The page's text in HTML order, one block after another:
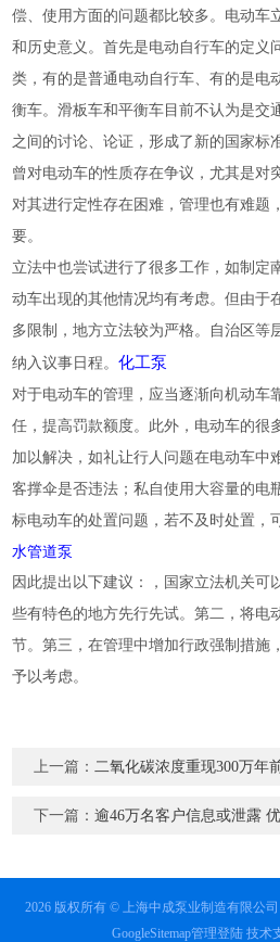
偿、使用方面的问题都比较多。电动车
和历史意义。首先是电动自行车的定义
类，有的是普通电动自行车、有的是电
衡车。滑板车和平衡车目前不认为是交
之间的讨论、论证，形成了新的国家标
曾对电动车的性质存在争议，尤其是对
对其进行定性存在困难，管理也有难题
要。
立法中也尝试进行了很多工作，如制定
动车出现的其他情况均有考虑。但由于
多限制，地方立法较为严格。自治区等
纳入议事日程。化工泵
对于电动车的管理，应当逐渐向机动车
任，提高罚款额度。此外，电动车的很
加以解决，如礼让行人问题在电动车中
客撑伞是否违法；私自使用大容量的电
标电动车的处置问题，若不及时处置，
水管道泵
因此提出以下建议：，国家立法机关可
些有特色的地方先行先试。第二，将电
节。第三，在管理中增加行政强制措施
予以考虑。
上一篇：二氧化碳浓度重现300万年
下一篇：逾46万名客户信息或泄露
2026 版权所有 © 上海中成泵业制造有限公
GoogleSitemap管理登陆 技术